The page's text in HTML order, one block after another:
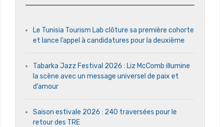
Le Tunisia Tourism Lab clôture sa première cohorte
et lance l’appel à candidatures pour la deuxième
Tabarka Jazz Festival 2026 : Liz McComb illumine
la scène avec un message universel de paix et
d’amour
Saison estivale 2026 : 240 traversées pour le
retour des TRE